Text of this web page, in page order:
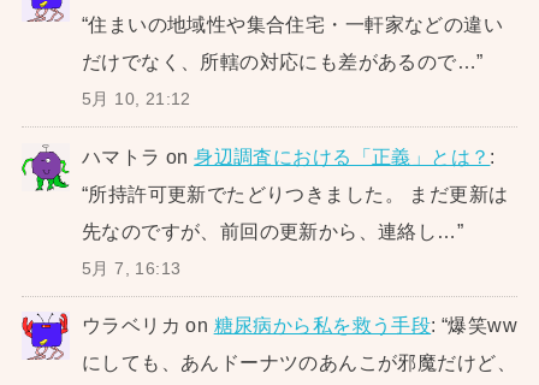
“住まいの地域性や集合住宅・一軒家などの違い
だけでなく、所轄の対応にも差があるので…”
5月 10, 21:12
ハマトラ on身辺調査における「正義」とは？ :
“所持許可更新でたどりつきました。 まだ更新は
先なのですが、前回の更新から、連絡し… ”
5月 7, 16:13
ウラベリカ on 糖尿病から私を救う手段: “爆笑ww
にしても、あんドーナツのあんこが邪魔だけど、